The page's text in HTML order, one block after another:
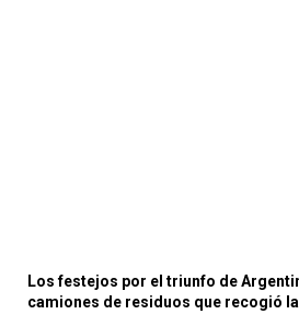
Los festejos por el triunfo de
camiones de residuos que recogió